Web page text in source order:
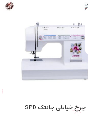
چرخ خیاطی جانتک SPD